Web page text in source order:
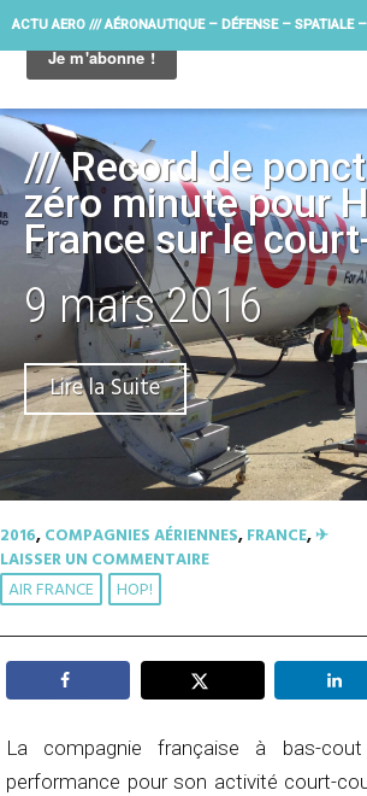
ACTU AERO /// AÉRONAUTIQUE – DÉFENSE – SPATIALE
/// Record de
zéro minute pour
France sur le
9 mars 2016
Lire la Suite
2016,COMPAGNIES AÉRIENNES,FRANCE,✈︎
LAISSER UN COMMENTAIRE
AIR FRANCE HOP!
La compagnie française à bas-
performance pour son activité court-